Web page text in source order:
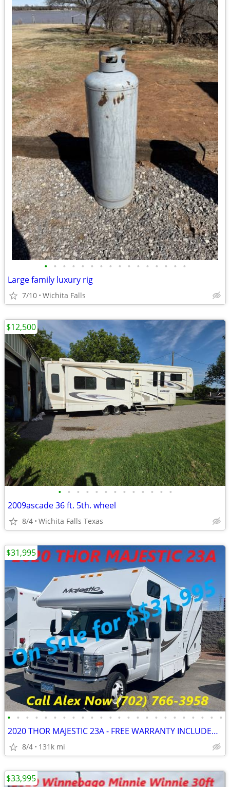
• • • • • • • • • • • • • • • •
Large family luxury rig
7/10 Wichita Falls
• • • • • • • • • • • • •
2009ascade 36 ft. 5th. wheel
8/4 Wichita Falls Texas
$12,500
• • • • • • • • • • • • • • • • • • • • • • • •
2020 THOR MAJESTIC 23A - FREE WARRANTY INCLUDED!! WE FINANCE-CALL NOW
8/4 131k mi
$31,995
$33,995